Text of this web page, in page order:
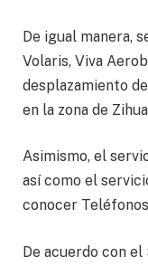
De igual manera,
Volaris, Viva
desplazamiento
en la zona de
Asimismo, el
así como el
conocer
De acuerdo con